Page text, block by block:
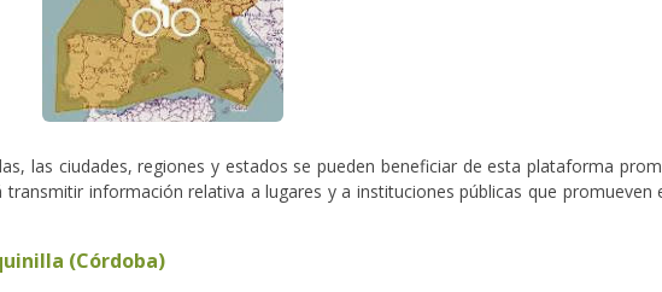
las ciudades, regiones y estados se pueden beneficiar de esta plataforma
información relativa a lugares y a instituciones públicas que promueven
(Córdoba)